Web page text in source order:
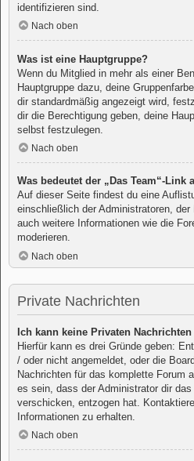
identifizieren sind.
Nach oben
Was ist eine Hauptgruppe?
Wenn du Mitglied in mehr als einer
Hauptgruppe dazu, deine
dir standardmäßig angezeigt wird,
dir die Berechtigung geben, deine
selbst festzulegen.
Nach oben
Was bedeutet der „Das Team“-Link
Auf dieser Seite findest du eine
einschließlich der Administratoren,
auch weitere Informationen wie die
moderieren.
Nach oben
Private Nachrichten
Ich kann keine Privaten
Hierfür kann es drei Gründe geben:
/ oder nicht angemeldet, oder die
Nachrichten für das komplette Forum
es sein, dass der Administrator dir
verschicken, entzogen hat.
Informationen zu erhalten.
Nach oben